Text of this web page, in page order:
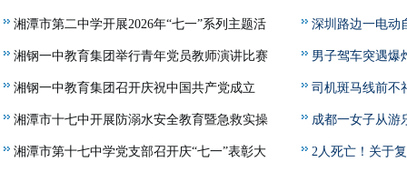
湘潭市第二中学开展2026年“七一”系列主题活
动湘钢一中教育集团举行青年党员教师演讲比赛
湘钢一中教育集团召开庆祝中国共产党成立
105周年暨“两优一先”表彰大会
湘潭市十七中开展防溺水安全教育暨急救实操
培训
湘潭市第十七中学党支部召开庆“七一”表彰大
查深圳路边一电动
男子驾车突遇爆
名幼子，令人心痛
司机斑马线前不
成都一女子从游
动，其感到害怕提
2人死亡！关于